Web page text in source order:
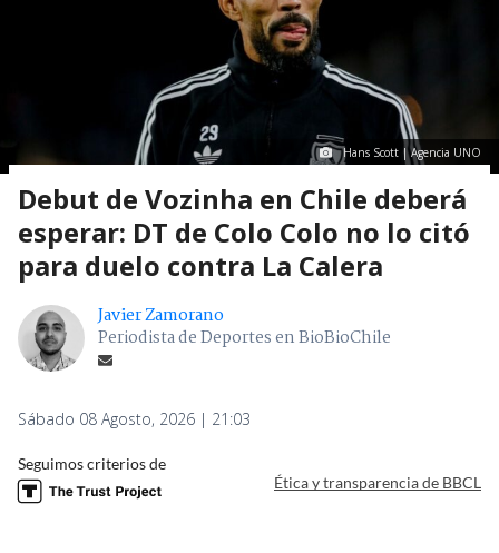
Hans Scott | Agencia UNO
Debut de Vozinha en Chile deberá
esperar: DT de Colo Colo no lo citó
para duelo contra La Calera
Javier Zamorano
Periodista de Deportes en BioBioChile
Sábado 08 Agosto, 2026 | 21:03
Seguimos criterios de
Ética y transparencia de BBCL